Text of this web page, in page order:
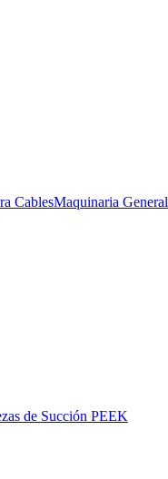
CablesMaquinaria General
de Succión PEEK